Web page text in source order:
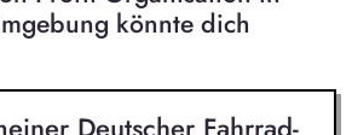
könnte dich